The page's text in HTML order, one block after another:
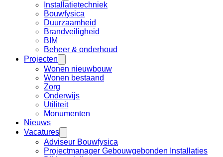
Installatietechniek
Bouwfysica
Duurzaamheid
Brandveiligheid
BIM
Beheer & onderhoud
Projecten
Wonen nieuwbouw
Wonen bestaand
Zorg
Onderwijs
Utiliteit
Monumenten
Nieuws
Vacatures
Adviseur Bouwfysica
Projectmanager Gebouwgebonden Installaties